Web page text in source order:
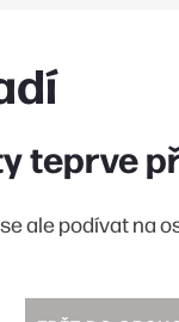
teprve
ale podívat na